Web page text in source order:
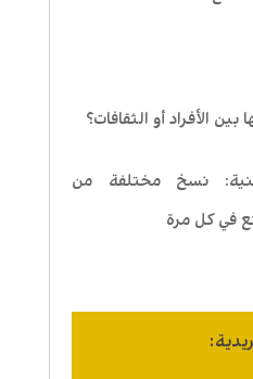
الأفراد أو الثقافات؟
نسخ مختلفة من
في كل مرة